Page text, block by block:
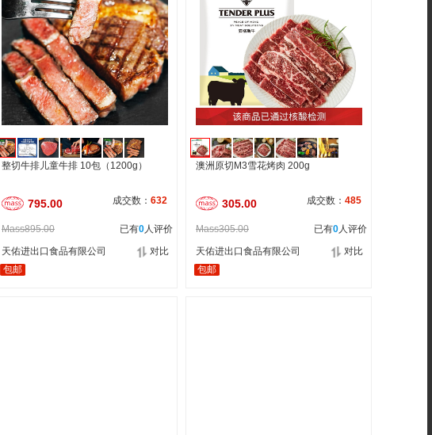
整切牛排儿童牛排 10包（1200g）
795.00 成交数： 632
Mass895.00 已有0人评价
天佑进出口食品有限公司
对比
包邮
澳洲原切M3雪花烤肉 200g
305.00 成交数： 485
Mass305.00 已有0人评价
天佑进出口食品有限公司
对比
包邮